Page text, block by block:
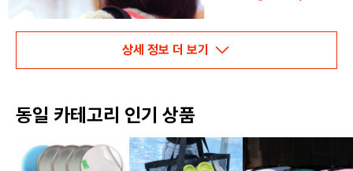
상세 정보 더 보기
동일 카테고리 인기 상품